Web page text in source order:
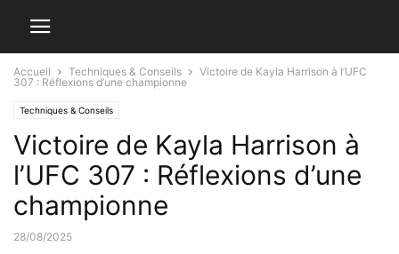
Accueil Techniques & Conseils
Victoire de Kayla Harrison à l’UFC
307 : Réflexions d’une championne
Techniques & Conseils
Victoire de Kayla Harrison à
l’UFC 307 : Réflexions d’une
championne
28/08/2025